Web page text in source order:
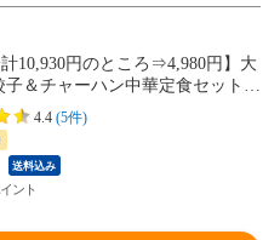
計10,930円のところ⇒4,980円】大
子＆チャーハン中華定食セット
＆チャーハン7袋 計7人前)＜北海
別途追加送料＞ 餃子 チャーハ
米 お米 冷凍食品 冷凍餃子 ギフ
大阪王将CP】
4.4 (5件)
送料込み